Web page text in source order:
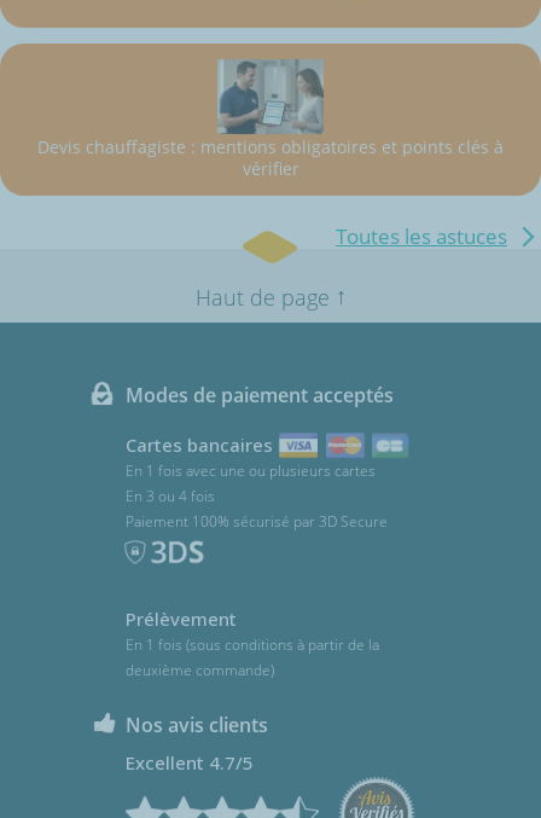
Devis chauffagiste : mentions obligatoires et points clés à
vérifier
Toutes les astuces
Haut de page ↑
Modes de paiement acceptés
Cartes bancaires
En 1 fois avec une ou plusieurs cartes
En 3 ou 4 fois
Paiement 100% sécurisé par 3D Secure
Prélèvement
En 1 fois (sous conditions à partir de la
deuxième commande)
Nos avis clients
Excellent 4.7/5